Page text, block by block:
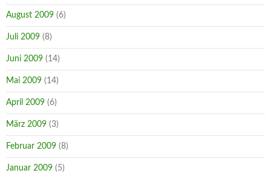
August 2009 (6)
Juli 2009 (8)
Juni 2009 (14)
Mai 2009 (14)
April 2009 (6)
März 2009 (3)
Februar 2009 (8)
Januar 2009 (5)